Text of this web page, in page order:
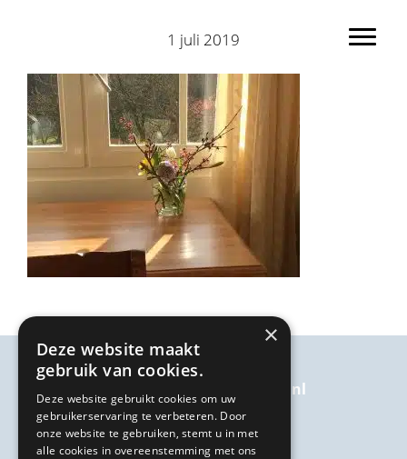
hoofdnavigatie
hoofd
inhoud
1 juli 2019
welkom@kairosbijkanker.nl
×
Deze website maakt
gebruik van cookies.
Deze website gebruikt cookies om uw
gebruikerservaring te verbeteren. Door
onze website te gebruiken, stemt u in met
alle cookies in overeenstemming met ons